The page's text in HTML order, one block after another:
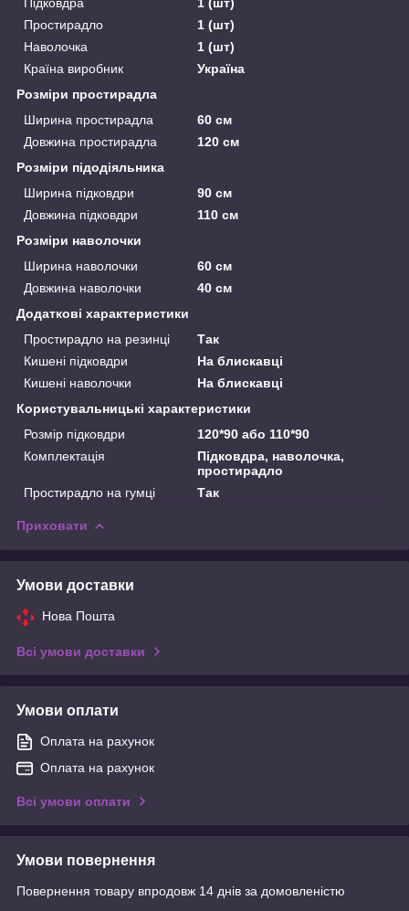
Простирадло
1 (шт)
Наволочка
1 (шт)
Країна виробник
Україна
Розміри простирадла
Ширина простирадла
60 см
Довжина простирадла
120 см
Розміри підодіяльника
Ширина підковдри
90 см
Довжина підковдри
110 см
Розміри наволочки
Ширина наволочки
60 см
Довжина наволочки
40 см
Додаткові характеристики
Простирадло на резинці
Так
Кишені підковдри
На блискавці
Кишені наволочки
На блискавці
Користувальницькі характеристики
Розмір підковдри
120*90 або 110*90
Комплектація
Підковдра, наволочка,
простирадло
Простирадло на гумці
Так
Приховати
Умови доставки
Нова Пошта
Всі умови доставки
Умови оплати
Оплата на рахунок
Оплата на рахунок
Всі умови оплати
Умови повернення
Повернення товару впродовж 14 днів за домовленістю